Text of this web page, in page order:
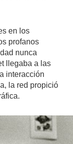
en los
profanos
nunca
llegaba a las
interacción
la red propició